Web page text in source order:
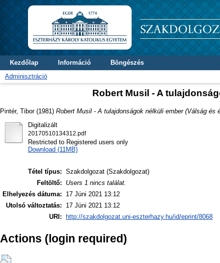
Kezdőlap Információ
Böngészés
Adminisztráció
Robert Musil - A
Pintér, Tibor(1981) Robert Musil - A tulajdonságok nélküli ember (Válság és
Digitalizált
20170510134312.pdf
Restricted to Registered users only
Download (11MB)
Tétel típus: Szakdolgozat (Szakdolgozat)
Feltöltő:
Users 1 nincs találat.
Elhelyezés dátuma:
17 Júni 2021 13:12
Utolsó változtatás:
17 Júni 2021 13:12
URI:
http://szakdolgozat.uni-eszterhazy.hu/id/eprint/8068
Actions (login required)